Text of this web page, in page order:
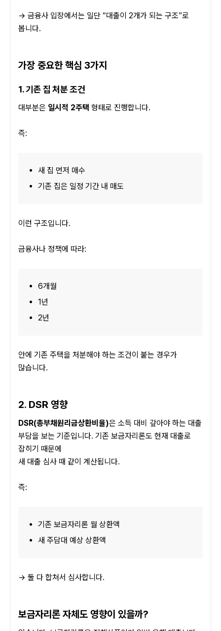
→ 금융사 입장에서는 일단 “대출이 2개가 되는 구조”로
봅니다.
가장 중요한 핵심 3가지
1. 기존 집 처분 조건
대부분은 일시적 2주택 형태로 진행합니다.
즉:
새 집 먼저 매수
기존 집은 일정 기간 내 매도
이런 구조입니다.
금융사나 정책에 따라:
6개월
1년
2년
안에 기존 주택을 처분해야 하는 조건이 붙는 경우가
많습니다.
2. DSR 영향
DSR(총부채원리금상환비율)은 소득 대비 갚아야 하는 대출
부담을 보는 기준입니다. 기존 보금자리론도 현재 대출로
잡히기 때문에
새 대출 심사 때 같이 계산됩니다.
즉:
기존 보금자리론 월 상환액
새 주담대 예상 상환액
→ 둘 다 합쳐서 심사합니다.
보금자리론 자체도 영향이 있을까?